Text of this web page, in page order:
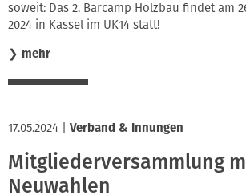
soweit: Das 2. Barcamp Holzbau findet am
2024 in Kassel im UK14 statt!
❯ mehr
17.05.2024 Verband & Innungen
Mitgliederversammlung
Neuwahlen